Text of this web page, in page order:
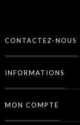
CONTACTEZ-NOUS
INFORMATIONS
MON COMPTE